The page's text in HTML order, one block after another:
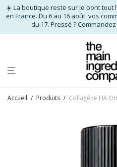
☀️ La boutique reste sur le pont tout
en France. Du 6 au 16 août, vos
du 17. Pressé ?
Accueil / Produits / Collagène HA